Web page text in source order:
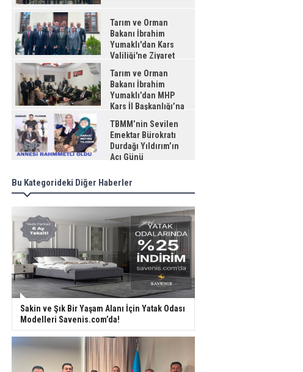
Tarım ve Orman
Bakanı İbrahim
Yumaklı'dan Kars
Valiliği'ne Ziyaret
Tarım ve Orman
Bakanı İbrahim
Yumaklı’dan MHP
Kars İl Başkanlığı’na
Ziyaret
TBMM’nin Sevilen
Emektar Bürokratı
Durdağı Yıldırım’ın
Acı Günü
Bu Kategorideki Diğer Haberler
Sakin ve Şık Bir Yaşam Alanı İçin Yatak Odası
Modelleri Savenis.com’da!